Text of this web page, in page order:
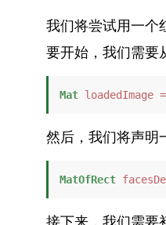
我们将尝试用一个
要开始，我们需要
Mat loadedImage =
然后，我们将声明
MatOfRect